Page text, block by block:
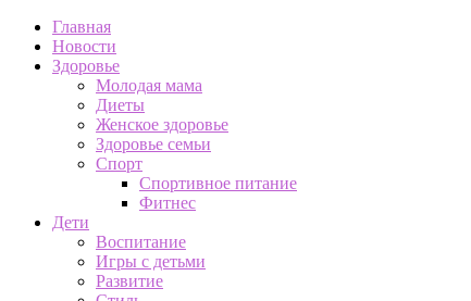
Главная
Новости
Здоровье
Молодая мама
Диеты
Женское здоровье
Здоровье семьи
Спорт
Спортивное питание
Фитнес
Дети
Воспитание
Игры с детьми
Развитие